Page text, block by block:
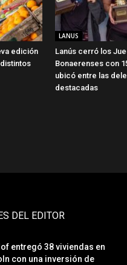
edición
LANUS
Lanús cerró los
Bonaerenses con
ubicó entre las
destacadas
DEL EDITOR
entregó 38 viviendas en
con una inversión de